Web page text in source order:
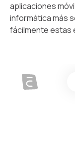
aplicaciones
informática más
fácilmente estas